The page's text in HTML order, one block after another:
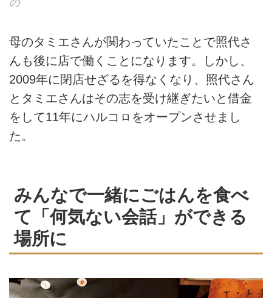
母のタミエさんが関わっていたことで照代さ
んも後に店で働くことになります。しかし、
2009年に閉店せざるを得なくなり、照代さん
とタミエさんはその志を受け継ぎたいと借金
をして11年にハルコㇿをオープンさせまし
た。
みんなで一緒にごはんを食べ
て「何気ない会話」ができる
場所に